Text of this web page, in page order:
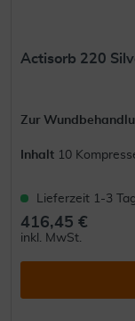
Actisorb 220
Zur
Inhalt 10
Lieferzeit 1-3
416,45 €
inkl. MwSt.